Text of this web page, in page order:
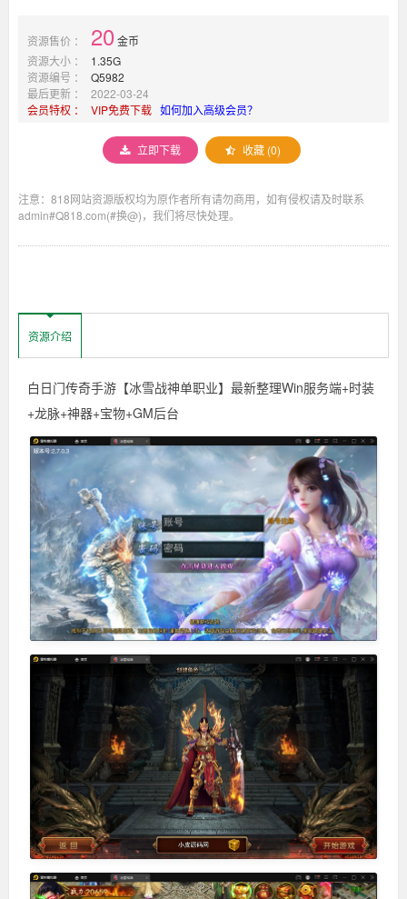
资源售价 ： 20金币
资源大小 ：
1.35G
资源编号 ：
Q5982
最后更新 ：
2022-03-24
会员特权 ：
VIP免费下载 如何加入高级会员？
立即下载 收藏 (0)
注意：818网站资源版权均为原作者所有请勿商用，如有侵权请及时联系
admin#Q818.com(#换@)，我们将尽快处理。
资源介绍
白日门传奇手游【冰雪战神单职业】最新整理Win服务端+时装
+龙脉+神器+宝物+GM后台